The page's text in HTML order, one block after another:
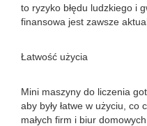
to ryzyko błędu ludzkiego i
finansowa jest zawsze
Łatwość użycia
Mini maszyny do liczenia
aby były łatwe w użyciu,
małych firm i biur